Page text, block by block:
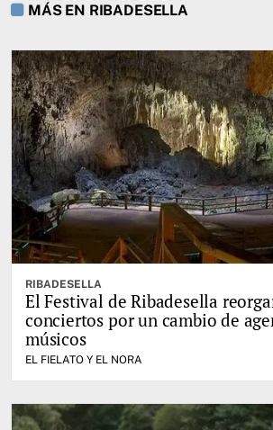
MÁS EN RIBADESELLA
RIBADESELLA
El Festival de Ribadesella
conciertos por un cambio de
músicos
EL FIELATO Y EL NORA